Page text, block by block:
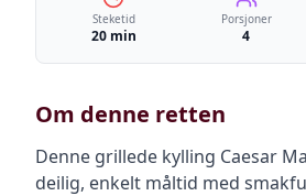
Steketid
20 min
Porsjoner
4
Om denne retten
Denne grillede kylling Caesar
deilig, enkelt måltid med